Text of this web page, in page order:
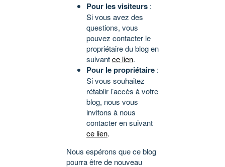
Pour les visiteurs :
Si vous avez des
questions, vous
pouvez contacter le
propriétaire du blog en
suivantce lien.
Pour le propriétaire :
Si vous souhaitez
rétablir l’accès à votre
blog, nous vous
invitons à nous
contacter en suivant
ce lien.
Nous espérons que ce blog
pourra être de nouveau